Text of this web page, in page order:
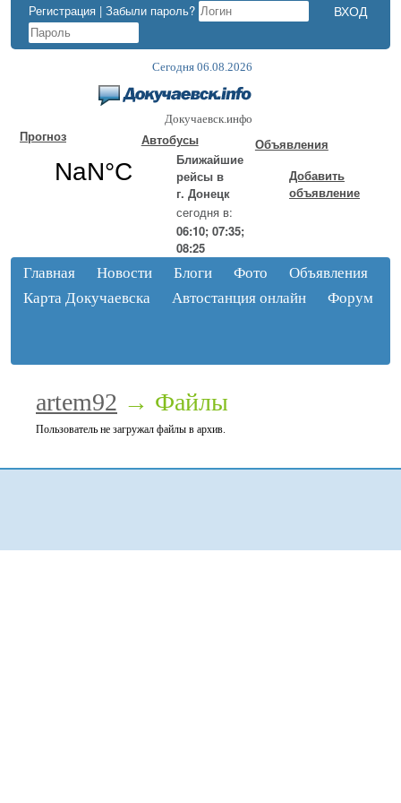
Регистрация | Забыли пароль?
Сегодня 06.08.2026
Докучаевск.инфо
Прогноз
Автобусы
Ближайшие
рейсы в
г. Донецк
сегодня в:
06:10; 07:35;
08:25
Объявления
Добавить
объявление
Главная Новости Блоги Фото
Объявления
Карта Докучаевска
Автостанция онлайн Форум
artem92 → Файлы
Пользователь не загружал файлы в архив.